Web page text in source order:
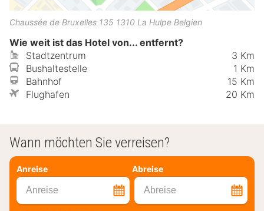
Chaussée de Bruxelles 135 1310 La Hulpe Belgien
Wie weit ist das Hotel von... entfernt?
Stadtzentrum
3 Km
Bushaltestelle
1 Km
Bahnhof
15 Km
Flughafen
20 Km
Wann möchten Sie verreisen?
Anreise Abreise
Anreise Abreise